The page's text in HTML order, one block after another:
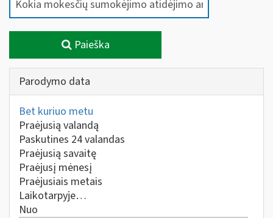
Paieška
Parodymo data
Bet kuriuo metu
Praėjusią valandą
Paskutines 24 valandas
Praėjusią savaitę
Praėjusį mėnesį
Praėjusiais metais
Laikotarpyje…
Nuo